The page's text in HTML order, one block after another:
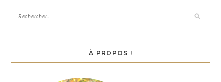
À PROPOS !